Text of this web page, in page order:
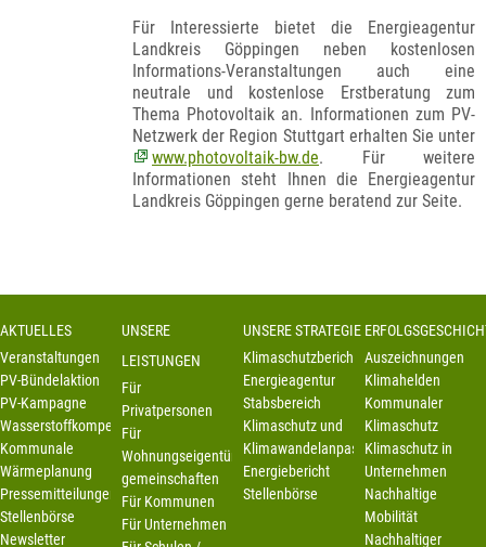
Für Interessierte bietet die Energieagentur
Landkreis Göppingen neben kostenlosen
Informations-Veranstaltungen auch eine
neutrale und kostenlose Erstberatung zum
Thema Photovoltaik an. Informationen zum PV-
Netzwerk der Region Stuttgart erhalten Sie unter
www.photovoltaik-bw.de. Für weitere
Informationen steht Ihnen die Energieagentur
Landkreis Göppingen gerne beratend zur Seite.
AKTUELLES
Veranstaltungen
PV-Bündelaktion
PV-Kampagne
Wasserstoffkompetenzstelle
Kommunale
Wärmeplanung
Pressemitteilungen
Stellenbörse
Newsletter
UNSERE
LEISTUNGEN
Für
Privatpersonen
Für
Wohnungseigentümer-
gemeinschaften
Für Kommunen
Für Unternehmen
UNSERE STRATEGIE
Klimaschutzbericht
Energieagentur
Stabsbereich
Klimaschutz und
Klimawandelanpassung
Energiebericht
Stellenbörse
Auszeichnungen
Klimahelden
Kommunaler
Klimaschutz
Klimaschutz in
Unternehmen
Nachhaltige
Mobilität
Nachhaltiger